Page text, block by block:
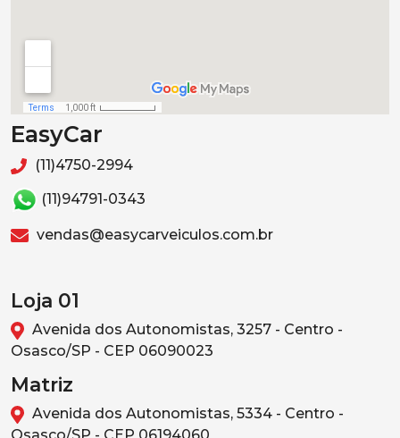
EasyCar
(11)4750-2994
(11)94791-0343
vendas@easycarveiculos.com.br
Loja 01
Avenida dos Autonomistas, 3257 - Centro -
Osasco/SP - CEP 06090023
Matriz
Avenida dos Autonomistas, 5334 - Centro -